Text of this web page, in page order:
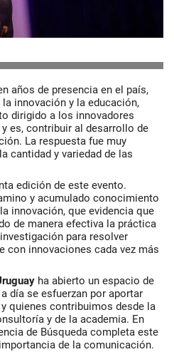
años de presencia en el país,
innovación y la educación,
dirigido a los innovadores
es, contribuir al desarrollo de
La respuesta fue muy
cantidad y variedad de las
edición de este evento.
y acumulado conocimiento
innovación, que evidencia que
de manera efectiva la práctica
para resolver
con innovaciones cada vez más
ha abierto un espacio de
día se esfuerzan por aportar
quienes contribuimos desde la
y de la academia. En
de Búsqueda completa este
de la comunicación.